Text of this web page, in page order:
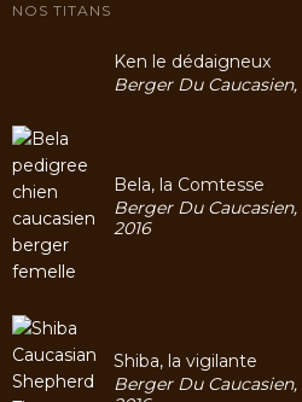
NOS TITANS
Ken le dédaigneux
Berger Du Caucasien,
Bela, la Comtesse
Berger Du
2016
Shiba, la vigilante
Berger Du